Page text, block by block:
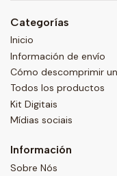
Categorías
Inicio
Información de envío
Cómo descomprimir
Todos los productos
Kit Digitais
Mídias sociais
Información
Sobre Nós